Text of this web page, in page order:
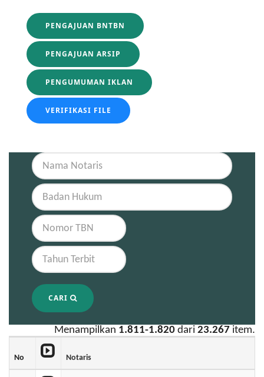
PENGAJUAN BNTBN
PENGAJUAN ARSIP
PENGUMUMAN IKLAN
VERIFIKASI FILE
CARI
Menampilkan 1.811-1.820 dari 23.267 item.
No Notaris